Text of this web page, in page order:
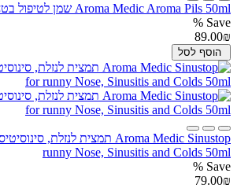
Aroma Medic Aroma Pils 50ml שמן לטיפול בטחורים
Save %
89.00₪
הוסף לסל
runny Nose, Sinusitis and Colds 50ml
Save %
79.00₪